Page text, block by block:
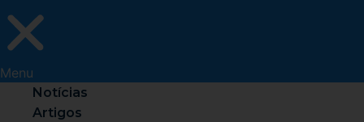
Menu
Notícias
Artigos